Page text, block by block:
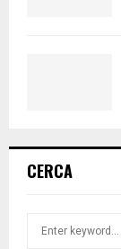
CERCA